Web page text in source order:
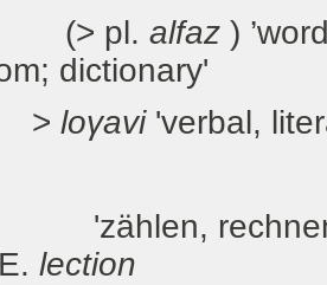
(> pl. alfaz )
dictionary'
loγavi'verbal,
lection